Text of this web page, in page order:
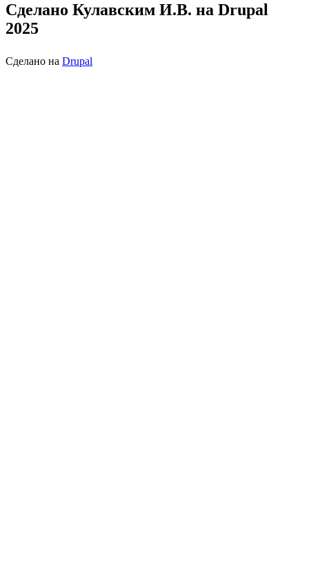
Сделано Кулавским И.В. на Drupal
2025
Сделано на Drupal